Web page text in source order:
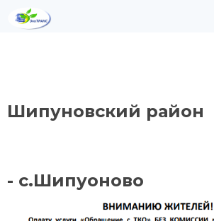
Шипуновский район
- с.Шипуоново